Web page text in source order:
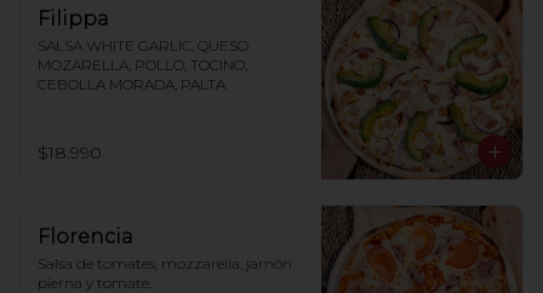
Filippa
SALSA WHITE GARLIC, QUESO
MOZARELLA, POLLO, TOCINO,
CEBOLLA MORADA, PALTA
$18.990
Florencia
Salsa de tomates, mozzarella, jamón
pierna y tomate.